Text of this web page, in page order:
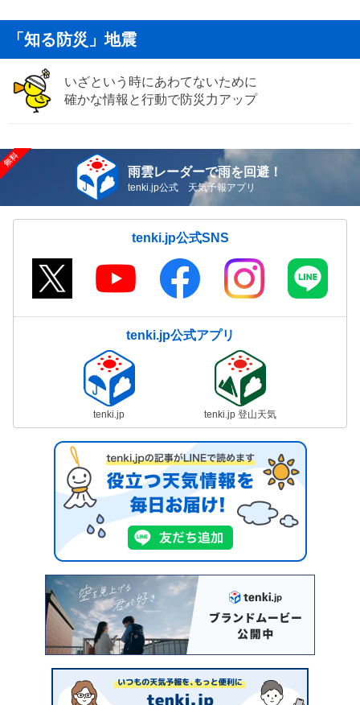
「知る防災」地震
いざという時にあわてないために
確かな情報と行動で防災力アップ
雨雲レーダーで雨を回避！
tenki.jp公式 天気予報アプリ
tenki.jp公式SNS
tenki.jp公式アプリ
tenki.jp tenki.jp 登山天気